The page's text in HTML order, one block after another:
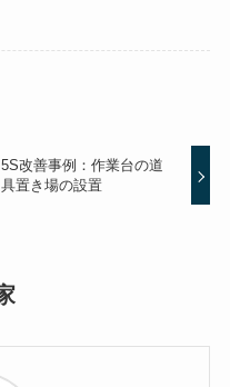
5S改善事例：作業台の道
具置き場の設置